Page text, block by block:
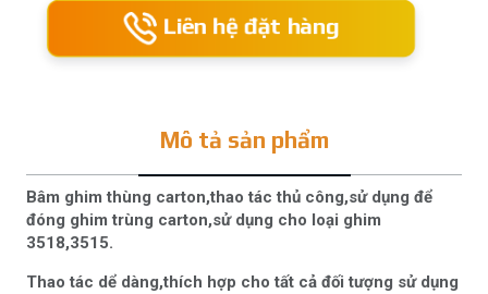
Liên hệ đặt hàng
Mô tả sản phẩm
Bâm ghim thùng carton,thao tác thủ công,sử dụng để
đóng ghim trùng carton,sử dụng cho loại ghim
3518,3515.
Thao tác dể dàng,thích hợp cho tất cả đối tượng sử dụng